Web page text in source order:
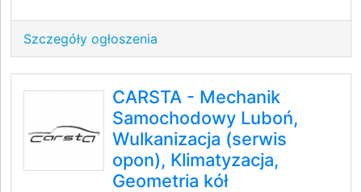
Szczegóły ogłoszenia
CARSTA - Mechanik
Samochodowy Luboń,
Wulkanizacja (serwis
opon), Klimatyzacja,
Geometria kół